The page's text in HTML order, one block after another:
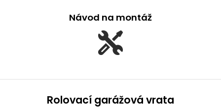
Návod na montáž
Rolovací garážová vrata